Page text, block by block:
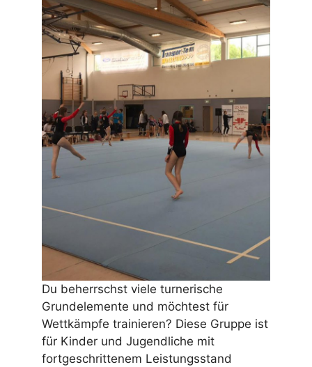
Du beherrschst viele turnerische
Grundelemente und möchtest für
Wettkämpfe trainieren? Diese Gruppe ist
für Kinder und Jugendliche mit
fortgeschrittenem Leistungsstand